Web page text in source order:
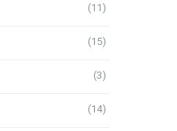
(11)
(15)
(3)
(14)